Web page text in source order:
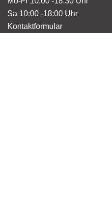
Sa 10:00 -18:00 Uhr
Kontaktformular